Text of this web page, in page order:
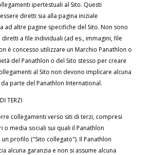
ipertestuali al Sito. Questi
diretti sia alla pagina iniziale
ad altre pagine specifiche del Sito. Non sono
a file individuali (ad es., immagini, file
è concesso utilizzare un Marchio Panathlon o
del Panathlon o del Sito stesso per creare
al Sito non devono implicare alcuna
parte del Panathlon International.
TERZI
collegamenti verso siti di terzi, compresi
o media sociali sui quali il Panathlon
profilo ("Sito collegato"). Il Panathlon
alcuna garanzia e non si assume alcuna